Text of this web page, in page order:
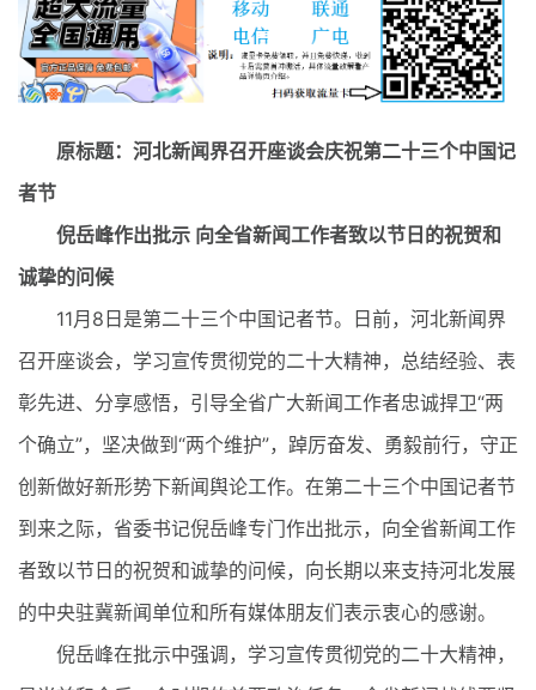
原标题：河北新闻界召开座谈会庆祝第二十三个中国记
者节
倪岳峰作出批示 向全省新闻工作者致以节日的祝贺和
诚挚的问候
11月8日是第二十三个中国记者节。日前，河北新闻界
召开座谈会，学习宣传贯彻党的二十大精神，总结经验、表
彰先进、分享感悟，引导全省广大新闻工作者忠诚捍卫“两
个确立”，坚决做到“两个维护”，踔厉奋发、勇毅前行，守正
创新做好新形势下新闻舆论工作。在第二十三个中国记者节
到来之际，省委书记倪岳峰专门作出批示，向全省新闻工作
者致以节日的祝贺和诚挚的问候，向长期以来支持河北发展
的中央驻冀新闻单位和所有媒体朋友们表示衷心的感谢。
倪岳峰在批示中强调，学习宣传贯彻党的二十大精神，